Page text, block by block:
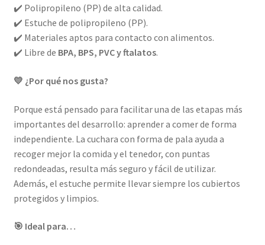
✔️ Polipropileno (PP) de alta calidad.
✔️ Estuche de polipropileno (PP).
✔️ Materiales aptos para contacto con alimentos.
✔️ Libre de BPA, BPS, PVC y ftalatos.
💛 ¿Por qué nos gusta?
Porque está pensado para facilitar una de las etapas más
importantes del desarrollo: aprender a comer de forma
independiente. La cuchara con forma de pala ayuda a
recoger mejor la comida y el tenedor, con puntas
redondeadas, resulta más seguro y fácil de utilizar.
Además, el estuche permite llevar siempre los cubiertos
protegidos y limpios.
🎯 Ideal para…